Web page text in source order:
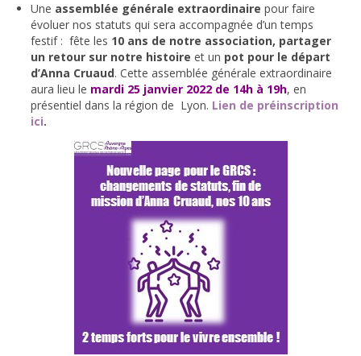
Une assemblée générale extraordinaire pour faire
évoluer nos statuts qui sera accompagnée d’un temps
festif : fête les 10 ans de notre association, partager
un retour sur notre histoire et un pot pour le départ
d’Anna Cruaud. Cette assemblée générale extraordinaire
aura lieu le mardi 25 janvier 2022 de 14h à 19h, en
présentiel dans la région de Lyon. Lien de préinscription
ici.